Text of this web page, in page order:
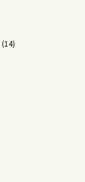
(14)